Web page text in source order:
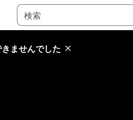
ませんでした